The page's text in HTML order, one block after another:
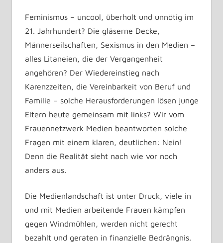
Feminismus – uncool, überholt und unnötig im
21. Jahrhundert? Die gläserne Decke,
Männerseilschaften, Sexismus in den Medien –
alles Litaneien, die der Vergangenheit
angehören? Der Wiedereinstieg nach
Karenzzeiten, die Vereinbarkeit von Beruf und
Familie – solche Herausforderungen lösen junge
Eltern heute gemeinsam mit links? Wir vom
Frauennetzwerk Medien beantworten solche
Fragen mit einem klaren, deutlichen: Nein!
Denn die Realität sieht nach wie vor noch
anders aus.
Die Medienlandschaft ist unter Druck, viele in
und mit Medien arbeitende Frauen kämpfen
gegen Windmühlen, werden nicht gerecht
bezahlt und geraten in finanzielle Bedrängnis.